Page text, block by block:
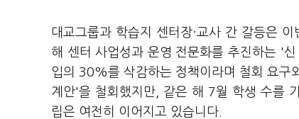
대교그룹과 학습지 센터장·교사 간 갈등은
해 센터 사업성과 운영 전문화를 추진하는 '
입의 30%를 삭감하는 정책이라며 철회 요구
계안'을 철회했지만, 같은 해 7월 학생 수를
립은 여전히 이어지고 있습니다.